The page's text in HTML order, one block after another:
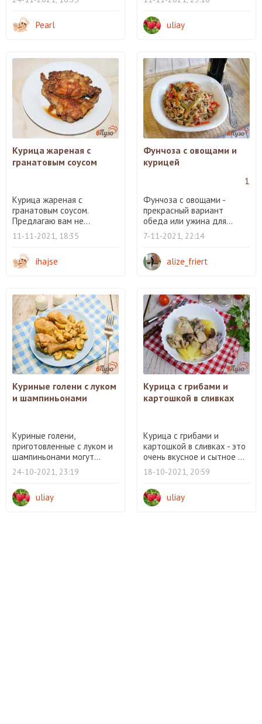
Pearl uliay
Курица жареная с
гранатовым соусом
Курица жареная с
гранатовым соусом.
Предлагаю вам не...
11-11-2021, 18:35
ihajse
Фунчоза с овощами и
курицей
1
Фунчоза с овощами -
прекрасный вариант
обеда или ужина для...
7-11-2021, 22:14
alize_friert
Куриные голени с луком
и шампиньонами
Куриные голени,
приготовленные с луком и
шампиньонами могут...
24-10-2021, 23:19
uliay
Курица с грибами и
картошкой в сливках
Курица с грибами и
картошкой в сливках - это
очень вкусное и сытное ...
18-10-2021, 20:59
uliay